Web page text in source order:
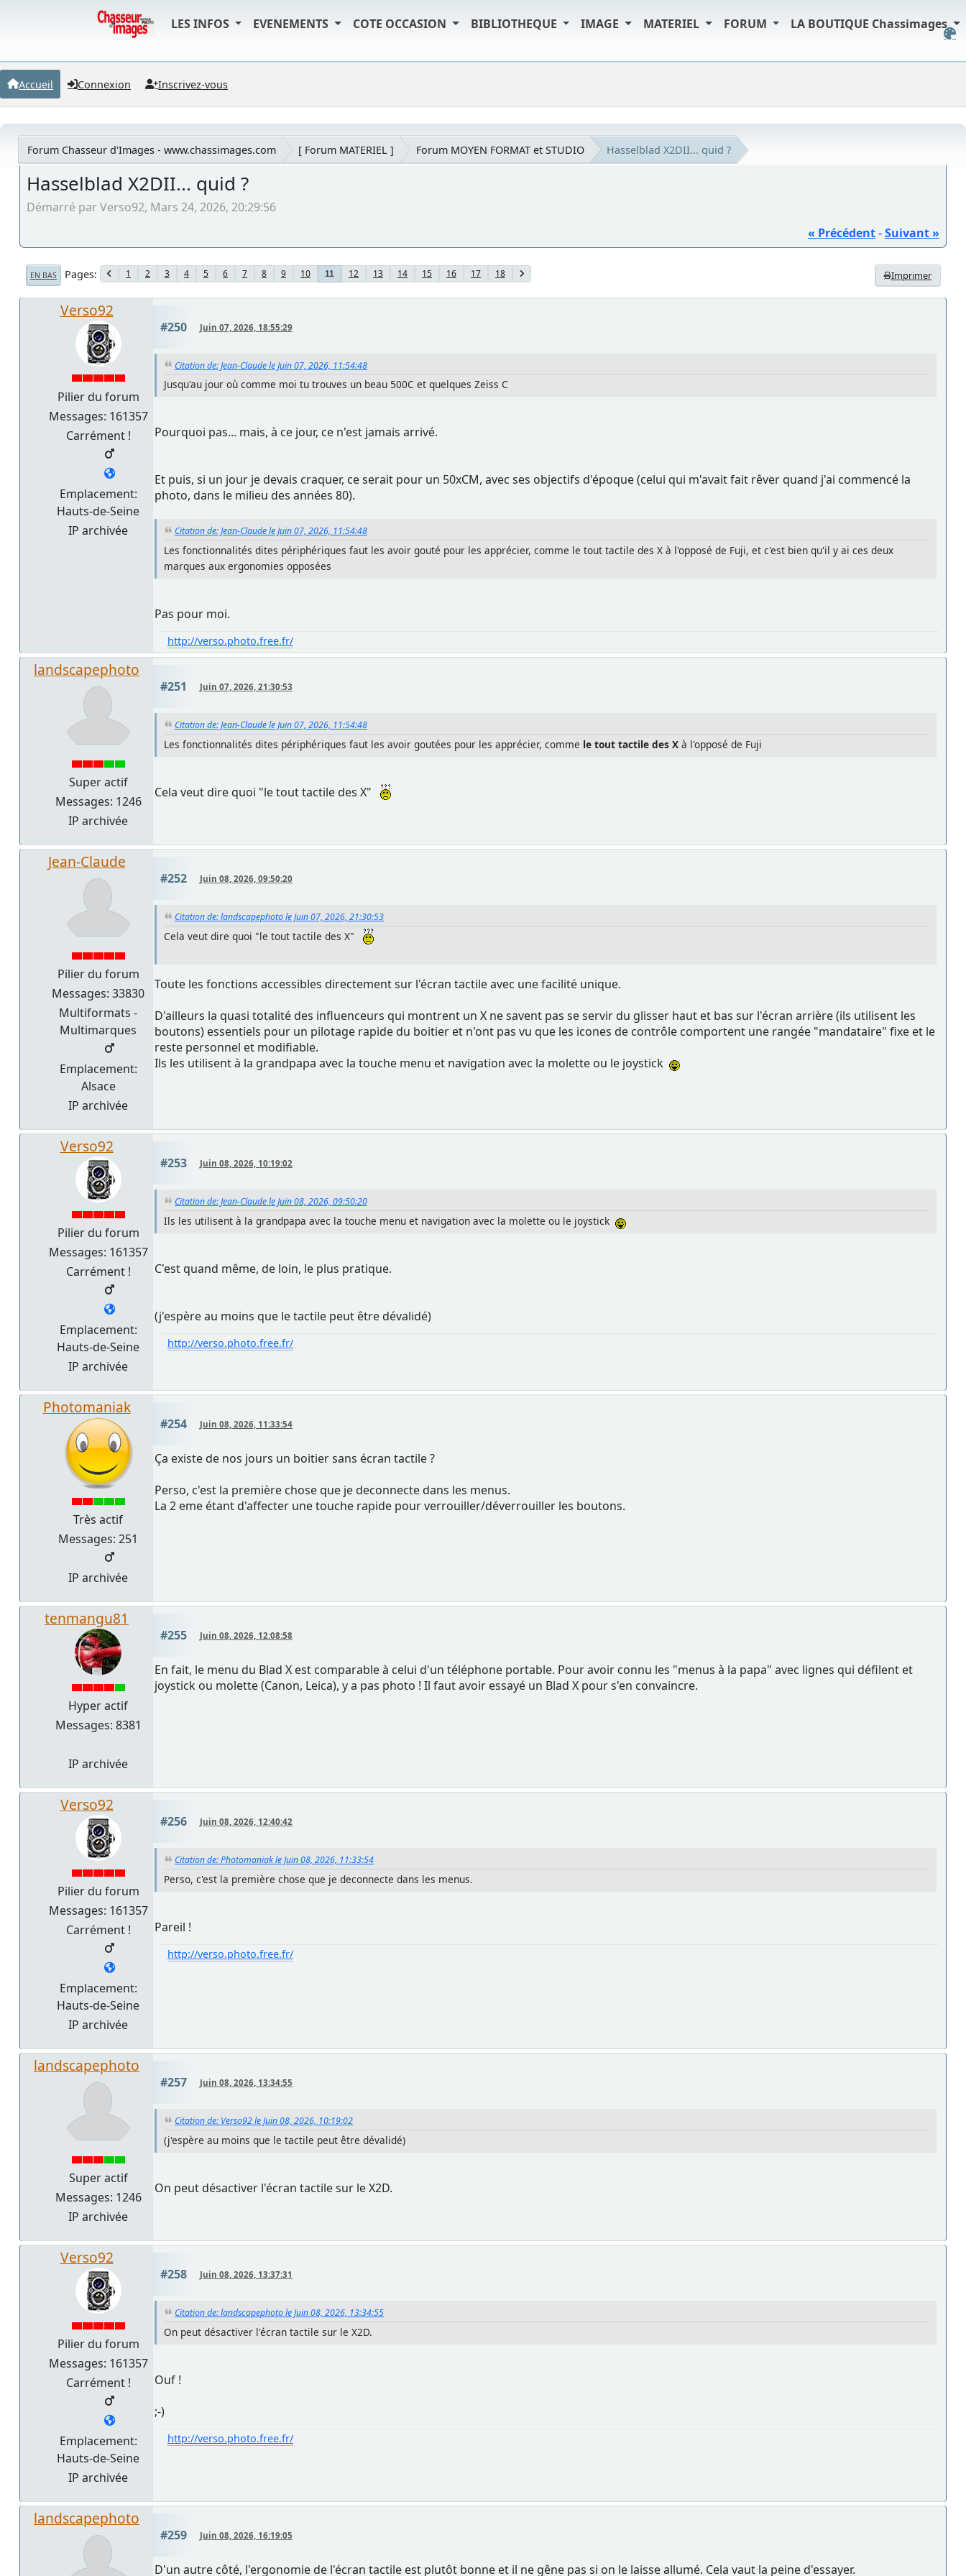
LES INFOS EVENEMENTS COTE OCCASION BIBLIOTHEQUE IMAGE MATERIEL FORUM LA BOUTIQUE Chassimages
Accueil Connexion Inscrivez-vous
Forum Chasseur d'Images - www.chassimages.com [ Forum MATERIEL ] Forum MOYEN FORMAT et STUDIO Hasselblad X2DII... quid ?
Hasselblad X2DII... quid ?
Démarré par Verso92, Mars 24, 2026, 20:29:56
« Précédent-Suivant »
Imprimer
EN BAS Pages 1 2 3 4 5 6 7 8 9 10 11 12 13 14 15 16 17 18
Verso92
Pilier du forum
Messages: 161357
Carrément !
Emplacement:
Hauts-de-Seine
IP archivée
#250 Juin 07, 2026, 18:55:29
Citation de: Jean-Claude le Juin 07, 2026, 11:54:48
Jusqu'au jour où comme moi tu trouves un beau 500C et quelques Zeiss C
Pourquoi pas... mais, à ce jour, ce n'est jamais arrivé.
Et puis, si un jour je devais craquer, ce serait pour un 50xCM, avec ses objectifs d'époque (celui qui m'avait fait rêver quand j'ai commencé la
photo, dans le milieu des années 80).
Citation de: Jean-Claude le Juin 07, 2026, 11:54:48
Les fonctionnalités dites périphériques faut les avoir gouté pour les apprécier, comme le tout tactile des X à l'opposé de Fuji, et c'est bien qu'il y ai ces deux
marques aux ergonomies opposées
Pas pour moi.
http://verso.photo.free.fr/
landscapephoto
Super actif
Messages: 1246
IP archivée
#251 Juin 07, 2026, 21:30:53
Citation de: Jean-Claude le Juin 07, 2026, 11:54:48
Les fonctionnalités dites périphériques faut les avoir goutées pour les apprécier, comme le tout tactile des X à l'opposé de Fuji
Cela veut dire quoi "le tout tactile des X"
Jean-Claude
Pilier du forum
Messages: 33830
Multiformats -
Multimarques
Emplacement:
Alsace
IP archivée
#252 Juin 08, 2026, 09:50:20
Citation de: landscapephoto le Juin 07, 2026, 21:30:53
Cela veut dire quoi "le tout tactile des X"
Toute les fonctions accessibles directement sur l'écran tactile avec une facilité unique.
D'ailleurs la quasi totalité des influenceurs qui montrent un X ne savent pas se servir du glisser haut et bas sur l'écran arrière (ils utilisent les
boutons) essentiels pour un pilotage rapide du boitier et n'ont pas vu que les icones de contrôle comportent une rangée "mandataire" fixe et le
reste personnel et modifiable.
Ils les utilisent à la grandpapa avec la touche menu et navigation avec la molette ou le joystick
Verso92
Pilier du forum
Messages: 161357
Carrément !
Emplacement:
Hauts-de-Seine
IP archivée
#253 Juin 08, 2026, 10:19:02
Citation de: Jean-Claude le Juin 08, 2026, 09:50:20
Ils les utilisent à la grandpapa avec la touche menu et navigation avec la molette ou le joystick
C'est quand même, de loin, le plus pratique.
(j'espère au moins que le tactile peut être dévalidé)
http://verso.photo.free.fr/
Photomaniak
Très actif
Messages: 251
IP archivée
#254 Juin 08, 2026, 11:33:54
Ça existe de nos jours un boitier sans écran tactile ?
Perso, c'est la première chose que je deconnecte dans les menus.
La 2 eme étant d'affecter une touche rapide pour verrouiller/déverrouiller les boutons.
tenmangu81
Hyper actif
Messages: 8381
IP archivée
#255 Juin 08, 2026, 12:08:58
En fait, le menu du Blad X est comparable à celui d'un téléphone portable. Pour avoir connu les "menus à la papa" avec lignes qui défilent et
joystick ou molette (Canon, Leica), y a pas photo ! Il faut avoir essayé un Blad X pour s'en convaincre.
Verso92
Pilier du forum
Messages: 161357
Carrément !
Emplacement:
Hauts-de-Seine
IP archivée
#256 Juin 08, 2026, 12:40:42
Citation de: Photomaniak le Juin 08, 2026, 11:33:54
Perso, c'est la première chose que je deconnecte dans les menus.
Pareil !
http://verso.photo.free.fr/
landscapephoto
Super actif
Messages: 1246
IP archivée
#257 Juin 08, 2026, 13:34:55
Citation de: Verso92 le Juin 08, 2026, 10:19:02
(j'espère au moins que le tactile peut être dévalidé)
On peut désactiver l'écran tactile sur le X2D.
Verso92
Pilier du forum
Messages: 161357
Carrément !
Emplacement:
Hauts-de-Seine
IP archivée
#258 Juin 08, 2026, 13:37:31
Citation de: landscapephoto le Juin 08, 2026, 13:34:55
On peut désactiver l'écran tactile sur le X2D.
Ouf !
;-)
http://verso.photo.free.fr/
landscapephoto
#259 Juin 08, 2026, 16:19:05
D'un autre côté, l'ergonomie de l'écran tactile est plutôt bonne et il ne gêne pas si on le laisse allumé. Cela vaut la peine d'essayer.